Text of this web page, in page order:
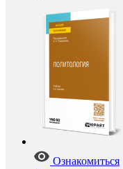
Ознакомиться